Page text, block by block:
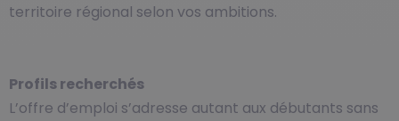
territoire régional selon vos ambitions.
Profils recherchés
L’offre d’emploi s’adresse autant aux débutants sans